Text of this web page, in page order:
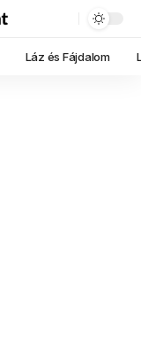
Láz és Fájdalom